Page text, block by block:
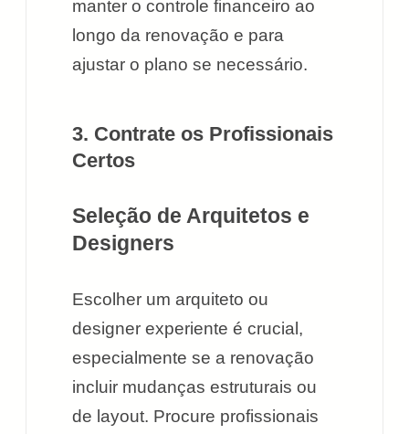
manter o controle financeiro ao
longo da renovação e para
ajustar o plano se necessário.
3. Contrate os Profissionais
Certos
Seleção de Arquitetos e
Designers
Escolher um arquiteto ou
designer experiente é crucial,
especialmente se a renovação
incluir mudanças estruturais ou
de layout. Procure profissionais